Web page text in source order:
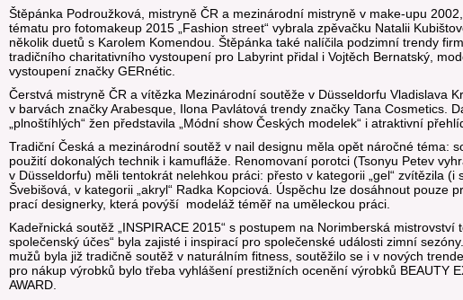
Štěpánka Podroužková, mistryně ČR a mezinárodní mistryně v make-upu
tématu pro fotomakeup 2015 „Fashion street“ vybrala zpěvačku Natalii
několik duetů s Karolem Komendou. Štěpánka také nalíčila podzimní trendy
tradičního charitativního vystoupení pro Labyrint přidal i Vojtěch Bernatský,
vystoupení značky GERnétic.
Čerstvá mistryně ČR a vítězka Mezinárodní soutěže v Düsseldorfu Vladislava
v barvách značky Arabesque, Ilona Pavlátová trendy značky Tana Cosmetics.
„plnoštíhlých“ žen představila „Módní show Českých modelek“ i atraktivní
Tradiční Česká a mezinárodní soutěž v nail designu měla opět náročné téma:
použití dokonalých technik i kamufláže. Renomovaní porotci (Tsonyu Petev
v Düsseldorfu) měli tentokrát nelehkou práci: přesto v kategorii „gel“ zvítězila (i
Švebišová, v kategorii „akryl“ Radka Kopciová. Úspěchu lze dosáhnout pouze
prací designerky, která povýší modeláž téměř na uměleckou práci.
Kadeřnická soutěž „INSPIRACE 2015“ s postupem na Norimberská mistrovství
společenský účes“ byla zajisté i inspirací pro společenské události zimní
mužů byla již tradičně soutěž v naturálním fitness, soutěžilo se i v nových
pro nákup výrobků bylo třeba vyhlášení prestižních ocenění výrobků BEAUTY
AWARD.